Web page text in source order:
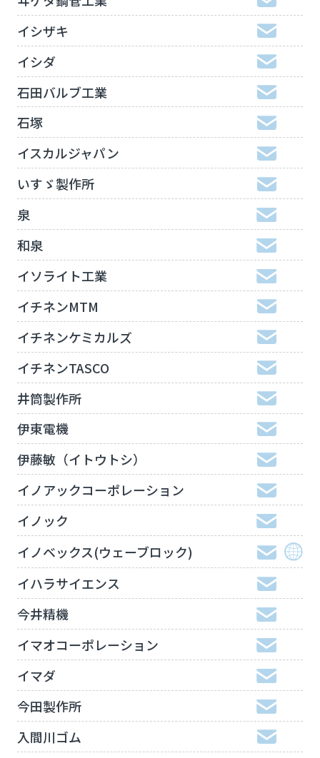
イシザキ
イシダ
石田バルブ工業
石塚
イスカルジャパン
いすゞ製作所
泉
和泉
イソライト工業
イチネンMTM
イチネンケミカルズ
イチネンTASCO
井筒製作所
伊東電機
伊藤敏（イトウトシ）
イノアックコーポレーション
イノック
イノベックス(ウェーブロック)
イハラサイエンス
今井精機
イマオコーポレーション
イマダ
今田製作所
入間川ゴム